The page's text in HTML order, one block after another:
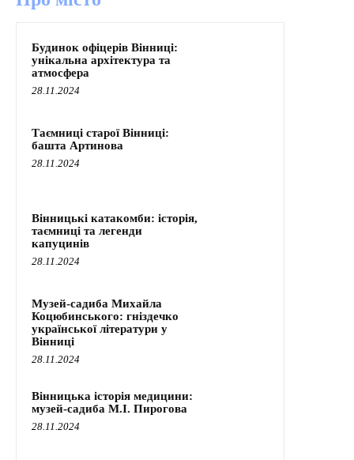
Будинок офіцерів Вінниці:
унікальна архітектура та
атмосфера
28.11.2024
Таємниці старої Вінниці:
башта Артинова
28.11.2024
Вінницькі катакомби: історія,
таємниці та легенди
капуцинів
28.11.2024
Музей-садиба Михайла
Коцюбинського: гніздечко
української літератури у
Вінниці
28.11.2024
Вінницька історія медицини:
музей-садиба М.І. Пирогова
28.11.2024